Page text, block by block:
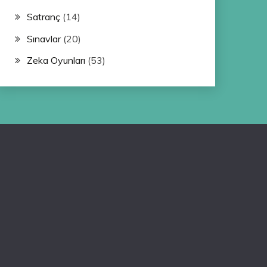
Satranç(14)
Sınavlar(20)
Zeka Oyunları (53)